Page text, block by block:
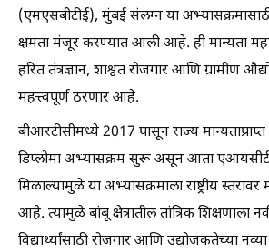
(एमएसबीटीई), मुंबई संलग्न या अभ्यासक्रमासाठी
क्षमता मंजूर करण्यात आली आहे. ही मान्यता
हरित तंत्रज्ञान, शाश्वत रोजगार आणि ग्रामीण
महत्त्वपूर्ण ठरणार आहे.
बीआरटीसीमध्ये 2017 पासून राज्य
डिप्लोमा अभ्यासक्रम सुरू असून आता
मिळाल्यामुळे या अभ्यासक्रमाला राष्ट्रीय स्तरावर
आहे. त्यामुळे बांबू क्षेत्रातील तांत्रिक शिक्षणाला
विद्यार्थ्यांसाठी रोजगार आणि उद्योजकतेच्या